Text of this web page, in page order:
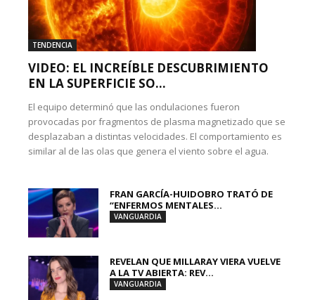
TENDENCIA
VIDEO: EL INCREÍBLE DESCUBRIMIENTO
EN LA SUPERFICIE SO...
El equipo determinó que las ondulaciones fueron
provocadas por fragmentos de plasma magnetizado que se
desplazaban a distintas velocidades. El comportamiento es
similar al de las olas que genera el viento sobre el agua.
FRAN GARCÍA-HUIDOBRO TRATÓ DE
“ENFERMOS MENTALES...
VANGUARDIA
REVELAN QUE MILLARAY VIERA VUELVE
A LA TV ABIERTA: REV...
VANGUARDIA